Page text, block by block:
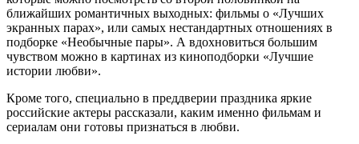
ближайших романтичных выходных: фильмы о «Лучших
экранных парах», или самых нестандартных отношениях в
подборке «Необычные пары». А вдохновиться большим
чувством можно в картинах из киноподборки «Лучшие
истории любви».
Кроме того, специально в преддверии праздника яркие
российские актеры рассказали, каким именно фильмам и
сериалам они готовы признаться в любви.